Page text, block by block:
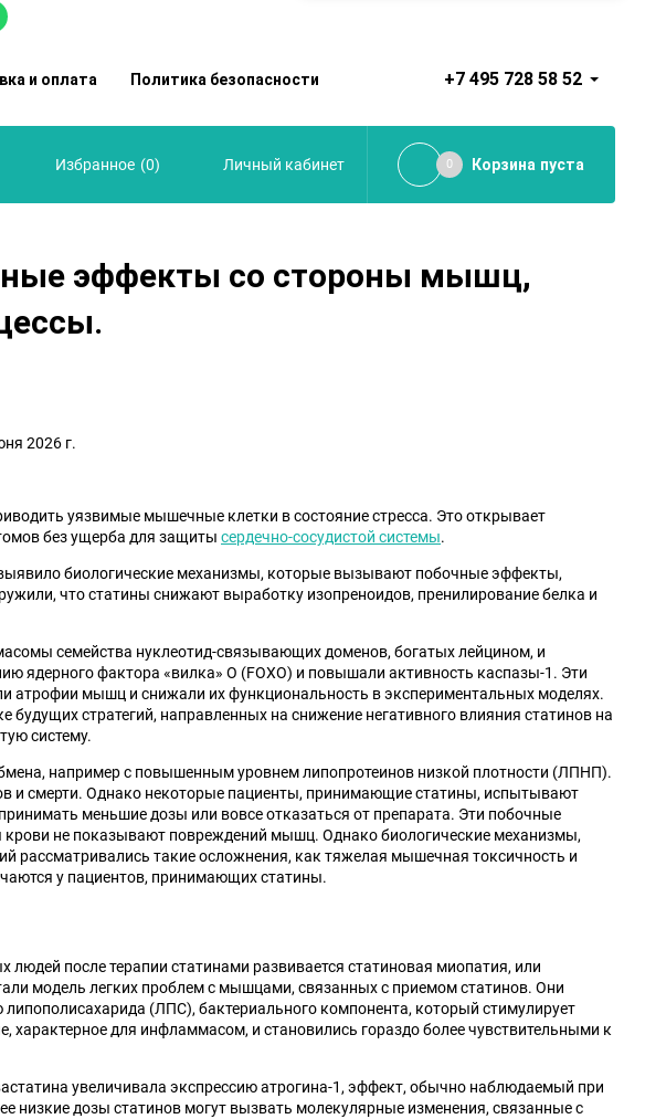
и оплата Политика безопасности +7 495 728 58 52
Избранное (0) Личный кабинет 0 Корзина пуста
эффекты со стороны мышц,
г.
уязвимые мышечные клетки в состояние стресса. Это открывает
без ущерба для защиты сердечно-сосудистой системы.
биологические механизмы, которые вызывают побочные эффекты,
что статины снижают выработку изопреноидов, пренилирование белка и
семейства нуклеотид-связывающих доменов, богатых лейцином, и
ядерного фактора «вилка» O (FOXO) и повышали активность каспазы-1. Эти
атрофии мышц и снижали их функциональность в экспериментальных моделях.
стратегий, направленных на снижение негативного влияния статинов на
систему.
например с повышенным уровнем липопротеинов низкой плотности (ЛПНП).
и смерти. Однако некоторые пациенты, принимающие статины, испытывают
меньшие дозы или вовсе отказаться от препарата. Эти побочные
не показывают повреждений мышц. Однако биологические механизмы,
рассматривались такие осложнения, как тяжелая мышечная токсичность и
у пациентов, принимающих статины.
после терапии статинами развивается статиновая миопатия, или
модель легких проблем с мышцами, связанных с приемом статинов. Они
(ЛПС), бактериального компонента, который стимулирует
для инфламмасом, и становились гораздо более чувствительными к
увеличивала экспрессию атрогина-1, эффект, обычно наблюдаемый при
низкие дозы статинов могут вызвать молекулярные изменения, связанные с